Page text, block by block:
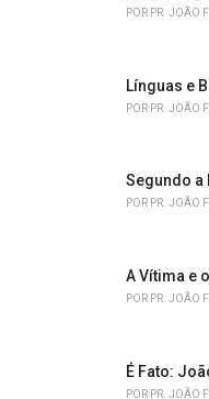
POR PR. JOÃO
Línguas e
POR PR. JOÃO
Segundo a
POR PR. JOÃO
A Vítima e
POR PR. JOÃO
É Fato:
POR PR. JOÃO